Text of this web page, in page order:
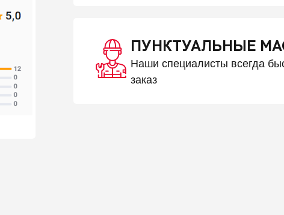
ПУНКТУАЛЬНЫЕ
Наши специалисты всегда
заказ